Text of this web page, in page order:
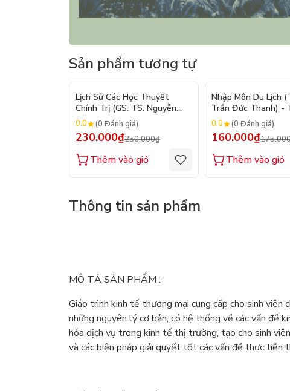
Sản phẩm tương tự
Lịch Sử Các Học Thuyết
Chính Trị (GS. TS. Nguyễn
Đăng Dung)
0.0 (0 Đánh giá)
230.000₫250.000₫
Thêm vào giỏ
Nhập Môn Du Lịch
Trần Đức Thanh) -
2026
0.0 (0 Đánh giá)
160.000₫
Thêm vào giỏ
Thông tin sản phẩm
MÔ TẢ SẢN PHẨM :
Giáo trình kinh tế thương mại cung cấp cho sinh
những nguyên lý cơ bản, có hệ thống về các vấn đề
hóa dịch vụ trong kinh tế thị trường, tạo cho sinh
và các biện pháp giải quyết tốt các vấn đề thực tiễn